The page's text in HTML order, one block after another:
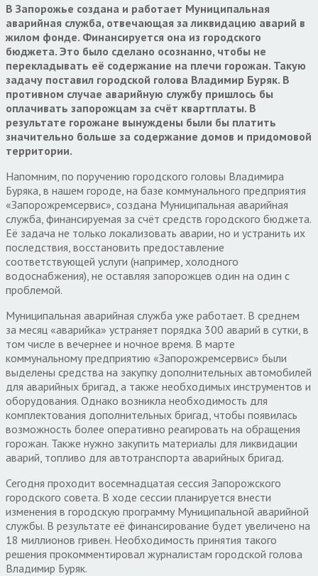
В Запорожье создана и работает Муниципальная
аварийная служба, отвечающая за ликвидацию аварий в
жилом фонде. Финансируется она из городского
бюджета. Это было сделано осознанно, чтобы не
перекладывать её содержание на плечи горожан. Такую
задачу поставил городской голова Владимир Буряк. В
противном случае аварийную службу пришлось бы
оплачивать запорожцам за счёт квартплаты. В
результате горожане вынуждены были бы платить
значительно больше за содержание домов и придомовой
территории.
Напомним, по поручению городского головы Владимира
Буряка, в нашем городе, на базе коммунального предприятия
«Запорожремсервис», создана Муниципальная аварийная
служба, финансируемая за счёт средств городского бюджета.
Её задача не только локализовать аварии, но и устранить их
последствия, восстановить предоставление
соответствующей услуги (например, холодного
водоснабжения), не оставляя запорожцев один на один с
проблемой.
Муниципальная аварийная служба уже работает. В среднем
за месяц «аварийка» устраняет порядка 300 аварий в сутки, в
том числе в вечернее и ночное время. В марте
коммунальному предприятию «Запорожремсервис» были
выделены средства на закупку дополнительных автомобилей
для аварийных бригад, а также необходимых инструментов и
оборудования. Однако возникла необходимость для
комплектования дополнительных бригад, чтобы появилась
возможность более оперативно реагировать на обращения
горожан. Также нужно закупить материалы для ликвидации
аварий, топливо для автотранспорта аварийных бригад.
Сегодня проходит восемнадцатая сессия Запорожского
городского совета. В ходе сессии планируется внести
изменения в городскую программу Муниципальной аварийной
службы. В результате её финансирование будет увеличено на
18 миллионов гривен. Необходимость принятия такого
решения прокомментировал журналистам городской голова
Владимир Буряк.